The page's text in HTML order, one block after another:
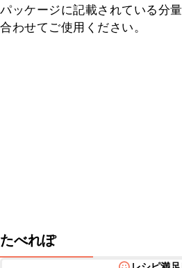
パッケージに記載されている分
合わせてご使用ください。
たべれぽ